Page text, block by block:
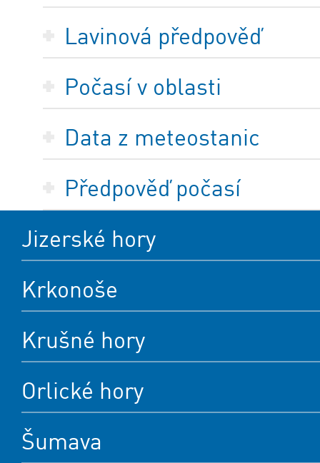
Lavinová předpověď
Počasí v oblasti
Data z meteostanic
Předpověď počasí
Jizerské hory
Krkonoše
Krušné hory
Orlické hory
Šumava